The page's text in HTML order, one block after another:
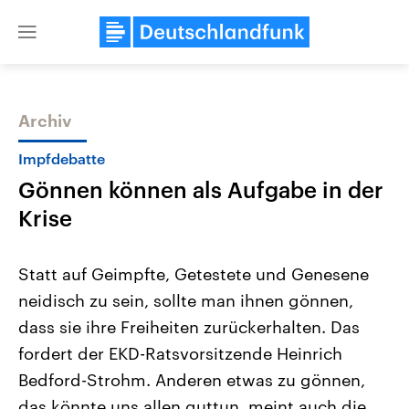
Close
Themen
Landtagswahl Sachsen-Anhalt
2026
Alle Informationen
Sachsen-Anhalt wählt am 6.
September 2026 einen neuen
Landtag. Seit 2021 wird das
Bundesland von einer Koalition aus
USA
Aktuelle Beiträge,
Hintergründe
Wirtschaftlich und
gehören die Vereinigten
den mächtigsten Ländern
mit großem Einfluss auf
Archiv
Impfdebatte
Gönnen können als Aufgabe in der
Krise
Statt auf Geimpfte, Getestete und Genesene
neidisch zu sein, sollte man ihnen gönnen,
dass sie ihre Freiheiten zurückerhalten. Das
fordert der EKD-Ratsvorsitzende Heinrich
Bedford-Strohm. Anderen etwas zu gönnen,